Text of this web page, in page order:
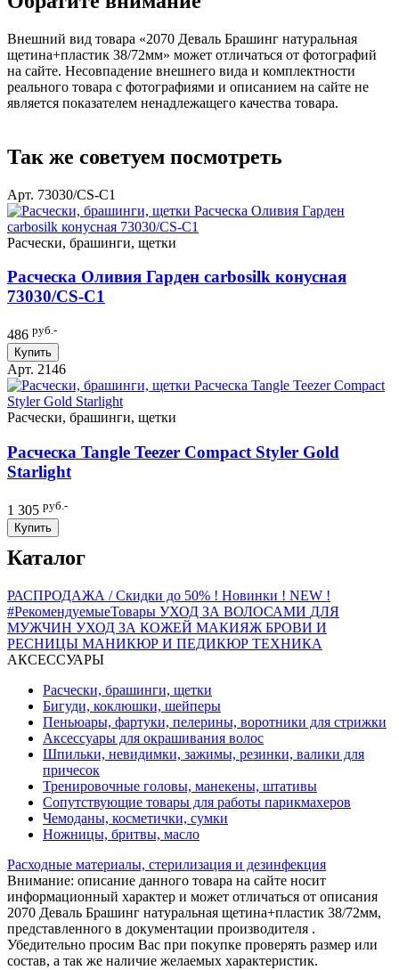
Внешний вид товара «2070 Деваль Брашинг натуральная
щетина+пластик 38/72мм» может отличаться от фотографий
на сайте. Несовпадение внешнего вида и комплектности
реального товара с фотографиями и описанием на сайте не
является показателем ненадлежащего качества товара.
Так же советуем посмотреть
Арт. 73030/СS-C1
Расчески, брашинги, щетки
Расческа Оливия Гарден carbosilk конусная
73030/СS-C1
486 руб.-
Купить
Арт. 2146
Расчески, брашинги, щетки
Расческа Tangle Teezer Compact Styler Gold
Starlight
1 305 руб.-
Купить
Каталог
РАСПРОДАЖА / Скидки до 50% ! Новинки ! NEW !
#РекомендуемыеТовары УХОД ЗА ВОЛОСАМИ ДЛЯ
МУЖЧИН УХОД ЗА КОЖЕЙ МАКИЯЖ БРОВИ И
РЕСНИЦЫ МАНИКЮР И ПЕДИКЮР ТЕХНИКА
АКСЕССУАРЫ
Расчески, брашинги, щетки
Бигуди, коклюшки, шейперы
Пеньюары, фартуки, пелерины, воротники для стрижки
Аксессуары для окрашивания волос
Шпильки, невидимки, зажимы, резинки, валики для
причесок
Тренировочные головы, манекены, штативы
Сопутствующие товары для работы парикмахеров
Чемоданы, косметички, сумки
Ножницы, бритвы, масло
Расходные материалы, стерилизация и дезинфекция
Внимание: описание данного товара на сайте носит
информационный характер и может отличаться от описания
2070 Деваль Брашинг натуральная щетина+пластик 38/72мм,
представленного в документации производителя .
Убедительно просим Вас при покупке проверять размер или
состав, а так же наличие желаемых характеристик.